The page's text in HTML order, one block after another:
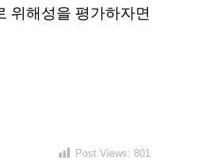
위해성을 평가하자면
Post Views: 801